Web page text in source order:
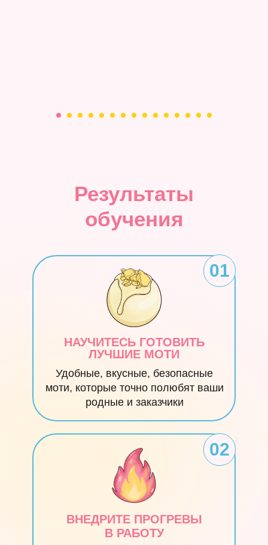
Результаты
обучения
НАУЧИТЕСЬ ГОТОВИТЬ
ЛУЧШИЕ МОТИ
Удобные, вкусные, безопасные
моти, которые точно полюбят ваши
родные и заказчики
ВНЕДРИТЕ ПРОГРЕВЫ
В РАБОТУ
01
02